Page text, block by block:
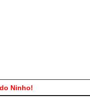
Ninho!